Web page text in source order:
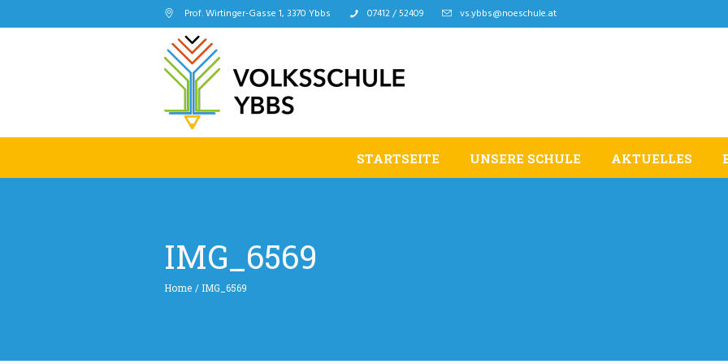
Prof. Wirtinger-Gasse 1, 3370 Ybbs 07412 / 52409 vs.ybbs@noeschule.at
STARTSEITE UNSERE SCHULE AKTUELLES
IMG_6569
Home / IMG_6569